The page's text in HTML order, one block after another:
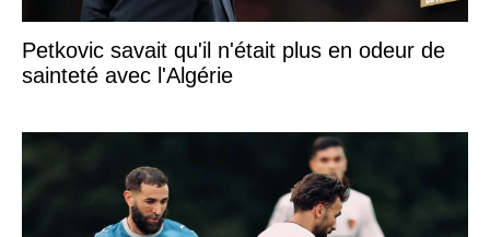
Petkovic savait qu'il n'était plus en odeur de
sainteté avec l'Algérie